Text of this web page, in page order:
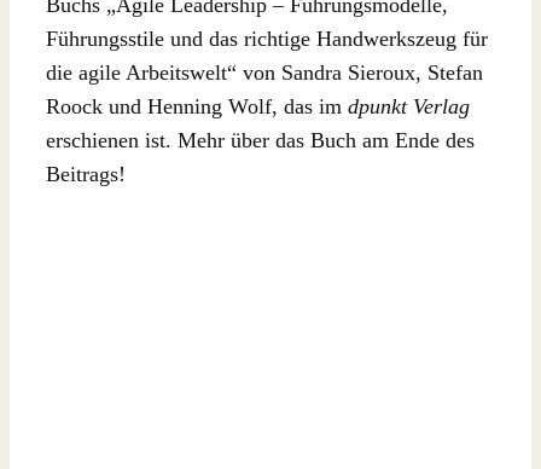
Führungsstile und das richtige Handwerkszeug für
die agile Arbeitswelt“ von Sandra Sieroux, Stefan
Roock und Henning Wolf, das im dpunkt Verlag
erschienen ist. Mehr über das Buch am Ende des
Beitrags!